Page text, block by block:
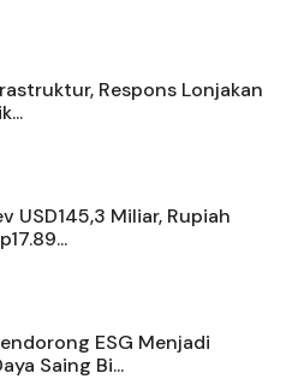
Respons Lonjakan
USD145,3 Miliar, Rupiah
ESG Menjadi
Saing Bi...